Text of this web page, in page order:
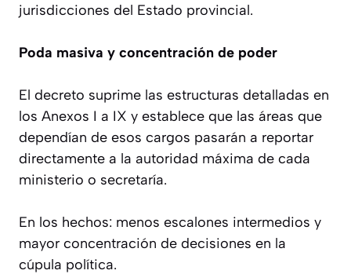
jurisdicciones del Estado provincial.
Poda masiva y concentración de poder
El decreto suprime las estructuras detalladas en
los Anexos I a IX y establece que las áreas que
dependían de esos cargos pasarán a reportar
directamente a la autoridad máxima de cada
ministerio o secretaría.
En los hechos: menos escalones intermedios y
mayor concentración de decisiones en la
cúpula política.